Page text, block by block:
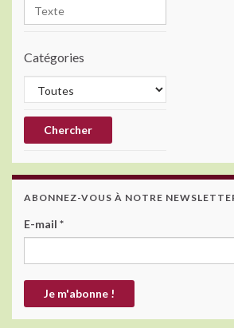
Catégories
ABONNEZ-VOUS À NOTRE
E-mail *